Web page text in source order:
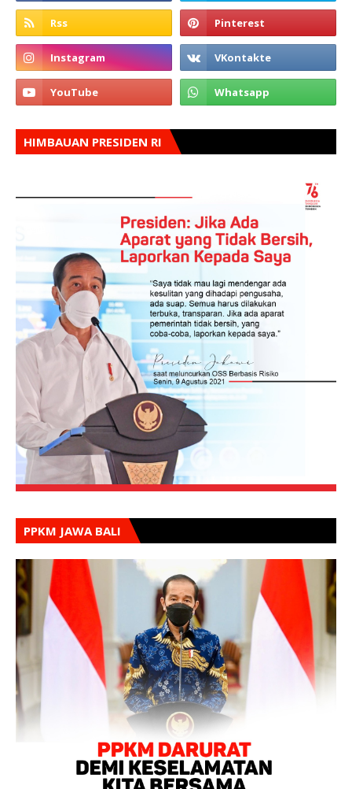
HIMBAUAN PRESIDEN RI
PPKM JAWA BALI